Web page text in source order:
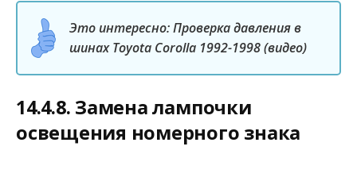
Это интересно: Проверка давления в
шинах Toyota Corolla 1992-1998 (видео)
14.4.8. Замена лампочки
освещения номерного знака